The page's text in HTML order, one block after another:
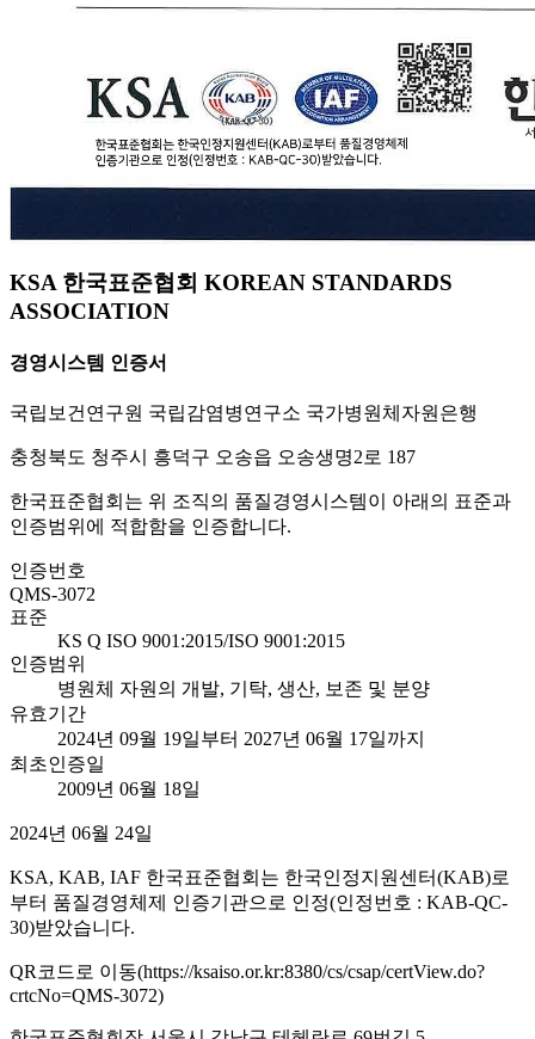
KSA 한국표준협회 KOREAN STANDARDS
ASSOCIATION
경영시스템 인증서
국립보건연구원 국립감염병연구소 국가병원체자원은행
충청북도 청주시 흥덕구 오송읍 오송생명2로 187
한국표준협회는 위 조직의 품질경영시스템이 아래의 표준과
인증범위에 적합함을 인증합니다.
인증번호
QMS-3072
표준
KS Q ISO 9001:2015/ISO 9001:2015
인증범위
병원체 자원의 개발, 기탁, 생산, 보존 및 분양
유효기간
2024년 09월 19일부터 2027년 06월 17일까지
최초인증일
2009년 06월 18일
2024년 06월 24일
KSA, KAB, IAF 한국표준협회는 한국인정지원센터(KAB)로
부터 품질경영체제 인증기관으로 인정(인정번호 : KAB-QC-
30)받았습니다.
QR코드로 이동(https://ksaiso.or.kr:8380/cs/csap/certView.do?
crtcNo=QMS-3072)